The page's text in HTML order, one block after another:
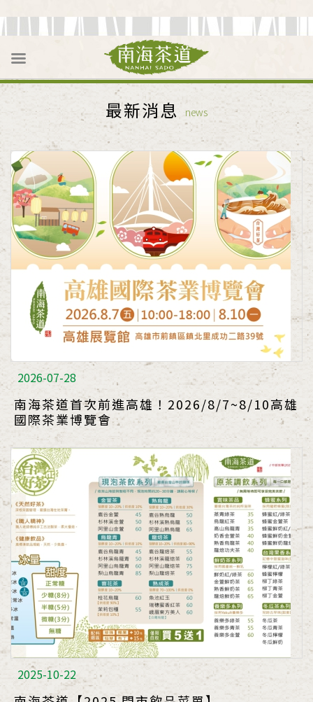
最新消息 news
2026-07-28
南海茶道首次前進高雄！2026/8/7~8/10高雄
國際茶業博覽會
2025-10-22